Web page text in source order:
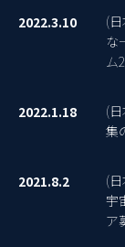
2022.3.10
(
な
ム
2022.1.18
(
集
2021.8.2
(
宇
ア